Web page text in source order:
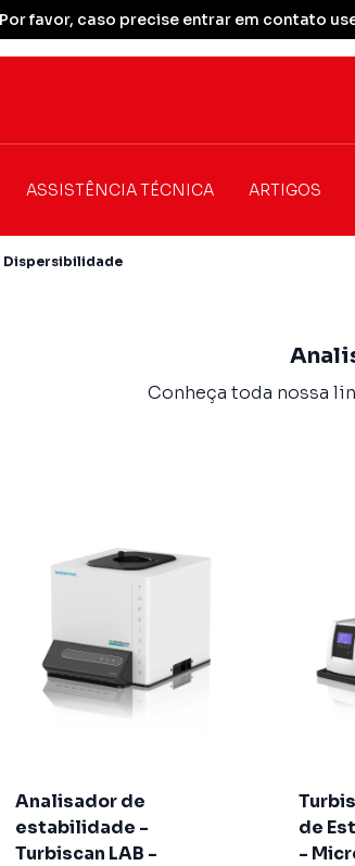
favor, caso precise entrar em contato
ASSISTÊNCIA TÉCNICA ARTIGOS
Dispersibilidade
Conheça toda nossa
Analisador de
estabilidade -
Turbiscan LAB -
de
-